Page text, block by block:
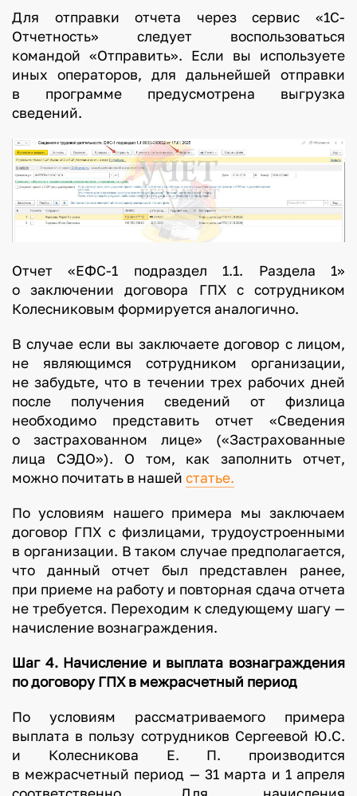
Для отправки отчета через сервис «1С-
Отчетность» следует воспользоваться
командой «Отправить». Если вы используете
иных операторов, для дальнейшей отправки
в программе предусмотрена выгрузка
сведений.
Отчет «ЕФС-1 подраздел 1.1. Раздела 1»
о заключении договора ГПХ с сотрудником
Колесниковым формируется аналогично.
В случае если вы заключаете договор с лицом,
не являющимся сотрудником организации,
не забудьте, что в течении трех рабочих дней
после получения сведений от физлица
необходимо представить отчет «Сведения
о застрахованном лице» («Застрахованные
лица СЭДО»). О том, как заполнить отчет,
можно почитать в нашей статье.
По условиям нашего примера мы заключаем
договор ГПХ с физлицами, трудоустроенными
в организации. В таком случае предполагается,
что данный отчет был представлен ранее,
при приеме на работу и повторная сдача отчета
не требуется. Переходим к следующему шагу —
начисление вознаграждения.
Шаг 4. Начисление и выплата вознаграждения
по договору ГПХ в межрасчетный период
По условиям рассматриваемого примера
выплата в пользу сотрудников Сергеевой Ю.С.
и Колесникова Е. П. производится
в межрасчетный период — 31 марта и 1 апреля